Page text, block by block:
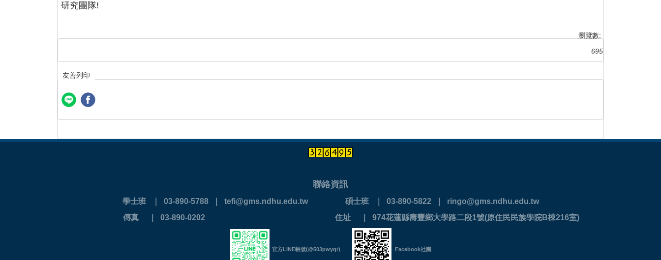
研究團隊!
瀏覽數:
695
友善列印
聯絡資訊
學士班 ｜ 03-890-5788 ｜ tefi@gms.ndhu.edu.tw 碩士班 ｜ 03-890-5822 ｜ ringo@gms.ndhu.edu.tw
傳真 ｜ 03-890-0202 住址 ｜ 974花蓮縣壽豐鄉大學路二段1號(原住民民族學院B棟216室)
官方LINE帳號(@503pwyqr) Facebook社團